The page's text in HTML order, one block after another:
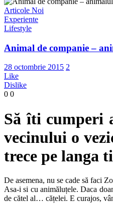
Articole Noi
Experiente
Lifestyle
Animal de companie –
28 octombrie 2015 2
Like
Dislike
0 0
Să îti cumperi
vecinului o
trece pe langa
De asemena, nu se cade să faci
Asa-i si cu animăluțele. Daca
de cătel al… cățelei. E curajos,